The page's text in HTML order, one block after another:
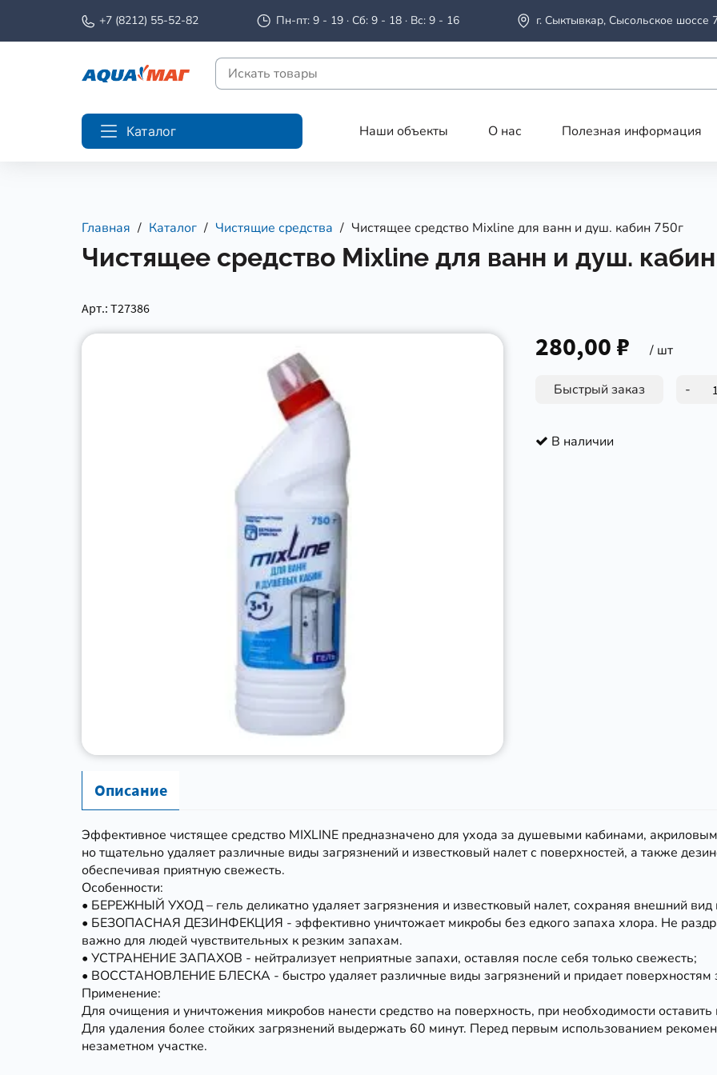
+7 (8212) 55-52-82 Пн-пт: 9 - 19 · Сб: 9 - 18 · Вс: 9 - 16 г. Сыктывкар, Сысольское шоссе
Каталог Наши объекты О нас Полезная информация
Главная Каталог Чистящие средства Чистящее средство Mixline для ванн и душ. кабин 750г
Чистящее средство Mixline для ванн и душ. кабин
Арт.: Т27386
280,00 ₽ / шт
Быстрый заказ -
В наличии
Описание
Эффективное чистящее средство MIXLINE предназначено для ухода за душевыми кабинами,
но тщательно удаляет различные виды загрязнений и известковый налет с поверхностей, а также
обеспечивая приятную свежесть.
Особенности:
• БЕРЕЖНЫЙ УХОД – гель деликатно удаляет загрязнения и известковый налет, сохраняя внешний вид
• БЕЗОПАСНАЯ ДЕЗИНФЕКЦИЯ - эффективно уничтожает микробы без едкого запаха хлора. Не
важно для людей чувствительных к резким запахам.
• УСТРАНЕНИЕ ЗАПАХОВ - нейтрализует неприятные запахи, оставляя после себя только свежесть;
• ВОССТАНОВЛЕНИЕ БЛЕСКА - быстро удаляет различные виды загрязнений и придает поверхностям
Применение:
Для очищения и уничтожения микробов нанести средство на поверхность, при необходимости
Для удаления более стойких загрязнений выдержать 60 минут. Перед первым использованием
незаметном участке.